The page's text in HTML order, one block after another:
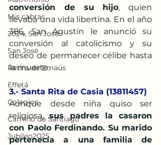
Mis cabras
2024, San José
San José
Retiro de Emaús
Effetá
Colegios
Camino de Santiago
Jubileo2025
conversión de su hijo, quien
llevaba una vida libertina. En el año
386, San Agustín le anunció su
conversión al catolicismo y su
deseo de permanecer célibe hasta
la muerte.
3.- Santa Rita de Casia (13811457)
Aunque desde niña quiso ser
religiosa, sus padres la casaron
con Paolo Ferdinando. Su marido
pertenecía a una familia de